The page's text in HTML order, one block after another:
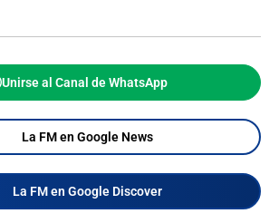
Unirse al Canal de WhatsApp
La FM en Google News
La FM en Google Discover